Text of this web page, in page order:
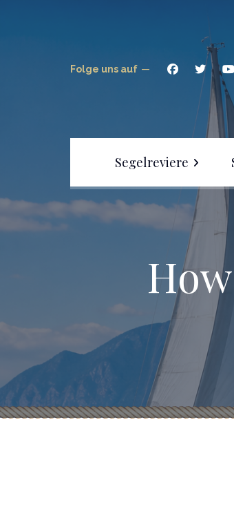
Folge uns auf
Segelreviere
Revierguide für Österreichs
Segelklassiker
Revierguide für Einsteiger
& Fortgeschrittene
Segeln am Gardasee – Alles,
was Du wissen musst
Segeln am Neusiedler See –
Europas Steppensee für
Segler Einleitung